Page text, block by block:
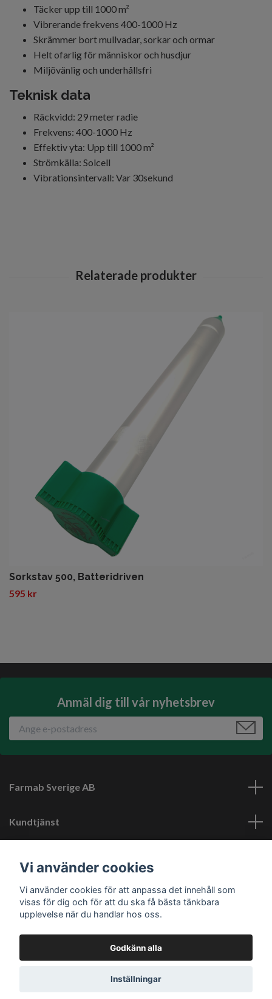
Täcker upp till 1000 m²
Vibrerande frekvens 400-1000 Hz
Skrämmer bort mullvadar, sorkar och ormar
Helt ofarlig för människor och husdjur
Miljövänlig och underhållsfri
Teknisk data
Räckvidd: 29 meter radie
Frekvens: 400-1000 Hz
Effektiv yta: Upp till 1000 m²
Strömkälla: Solcell
Vibrationsintervall: Var 30sekund
Sorkstav 500, Batteridriven
595 kr
Anmäl dig till vår nyhetsbrev
Farmab Sverige AB
Kundtjänst
Sociala medier
© 2026 Farmab.se
Vi använder cookies
Vi använder cookies för att anpassa det innehåll som
visas för dig och för att du ska få bästa tänkbara
upplevelse när du handlar hos oss.
Godkänn alla
Inställningar